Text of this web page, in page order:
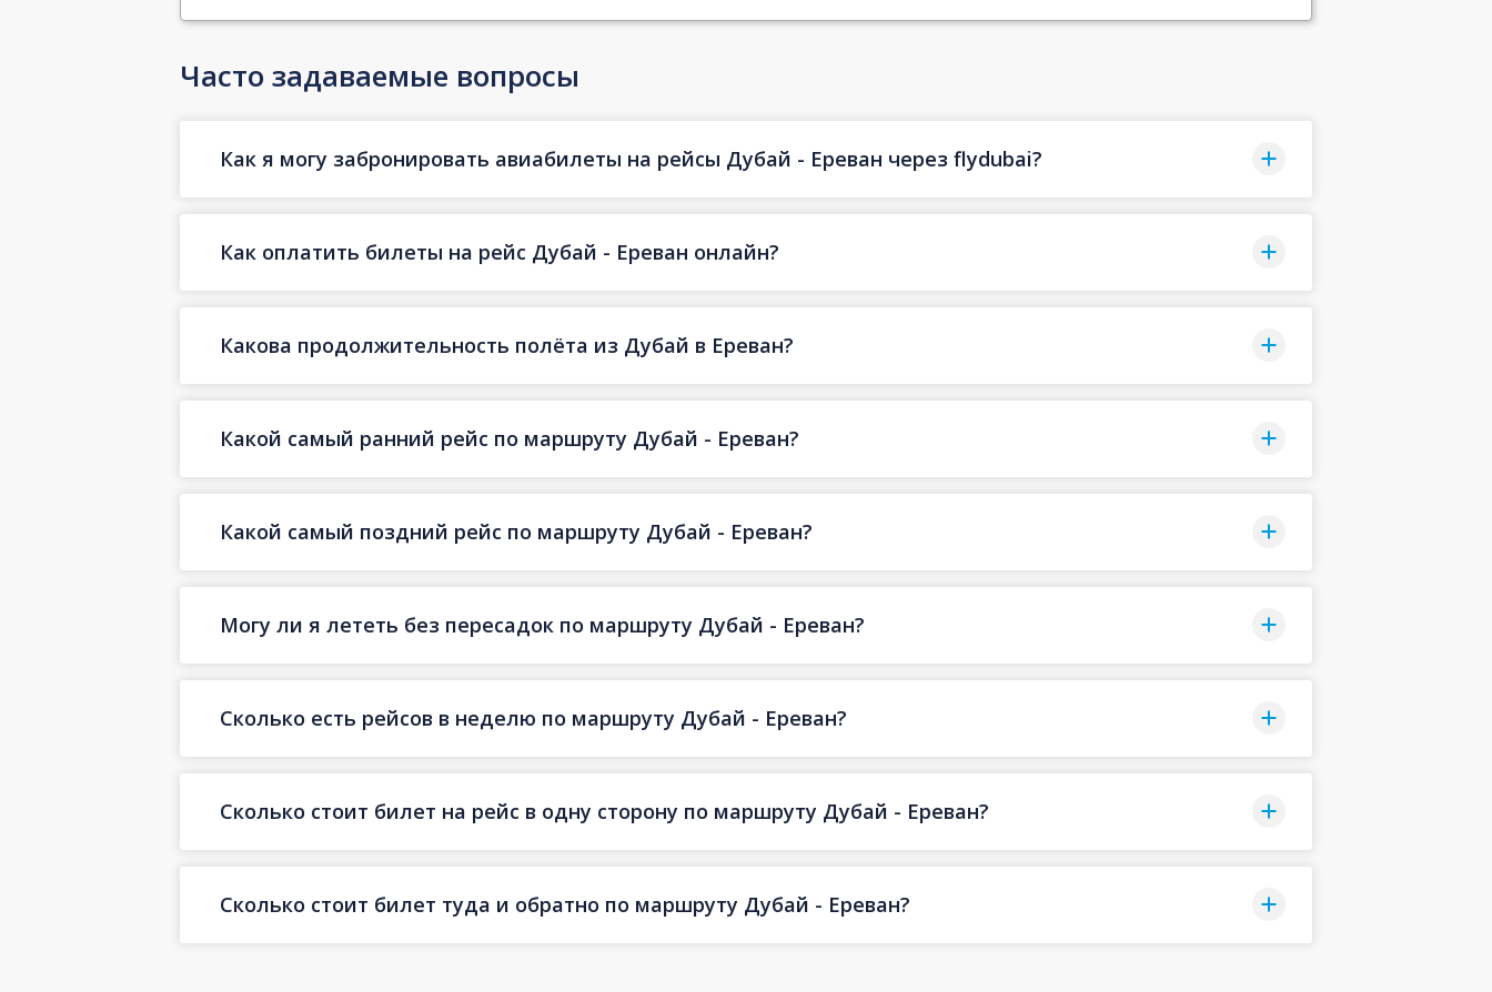
Часто задаваемые вопросы
Как я могу забронировать авиабилеты на рейсы Дубай - Ереван через flydubai?
Как оплатить билеты на рейс Дубай - Ереван онлайн?
Какова продолжительность полёта из Дубай в Ереван?
Какой самый ранний рейс по маршруту Дубай - Ереван?
Какой самый поздний рейс по маршруту Дубай - Ереван?
Могу ли я лететь без пересадок по маршруту Дубай - Ереван?
Сколько есть рейсов в неделю по маршруту Дубай - Ереван?
Сколько стоит билет на рейс в одну сторону по маршруту Дубай - Ереван?
Сколько стоит билет туда и обратно по маршруту Дубай - Ереван?